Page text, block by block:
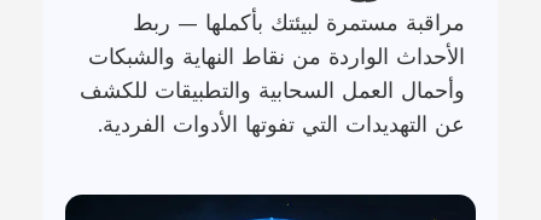
مراقبة مستمرة لبيئتك بأكملها — ربط
الأحداث الواردة من نقاط النهاية والشبكات
وأحمال العمل السحابية والتطبيقات للكشف
عن التهديدات التي تفوتها الأدوات الفردية.